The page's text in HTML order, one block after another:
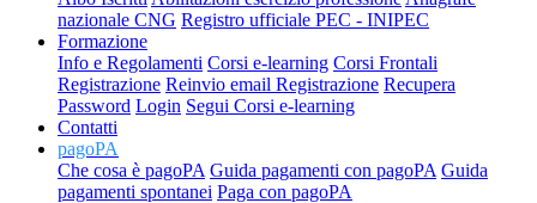
nazionale CNG Registro ufficiale PEC - INIPEC
Formazione
Info e Regolamenti Corsi e-learning Corsi Frontali
Registrazione Reinvio email Registrazione Recupera
Password Login Segui Corsi e-learning
Contatti
pagoPA
Che cosa è pagoPA Guida pagamenti con pagoPA Guida
pagamenti spontanei Paga con pagoPA